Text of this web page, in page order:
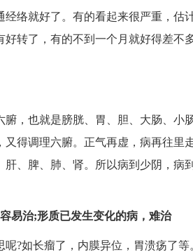
经络就好了。有的看起来很严重，估
好转了，有的不到一个月就好得差不
腑，也就是膀胱、胃、胆、大肠、小
又得调理六腑。正气再虚，病再往里
肝、脾、肺、肾。所以病到少阴，病
易治;形质已发生变化的病，难治
呢?如长瘤了，内膜异位，胃溃疡了